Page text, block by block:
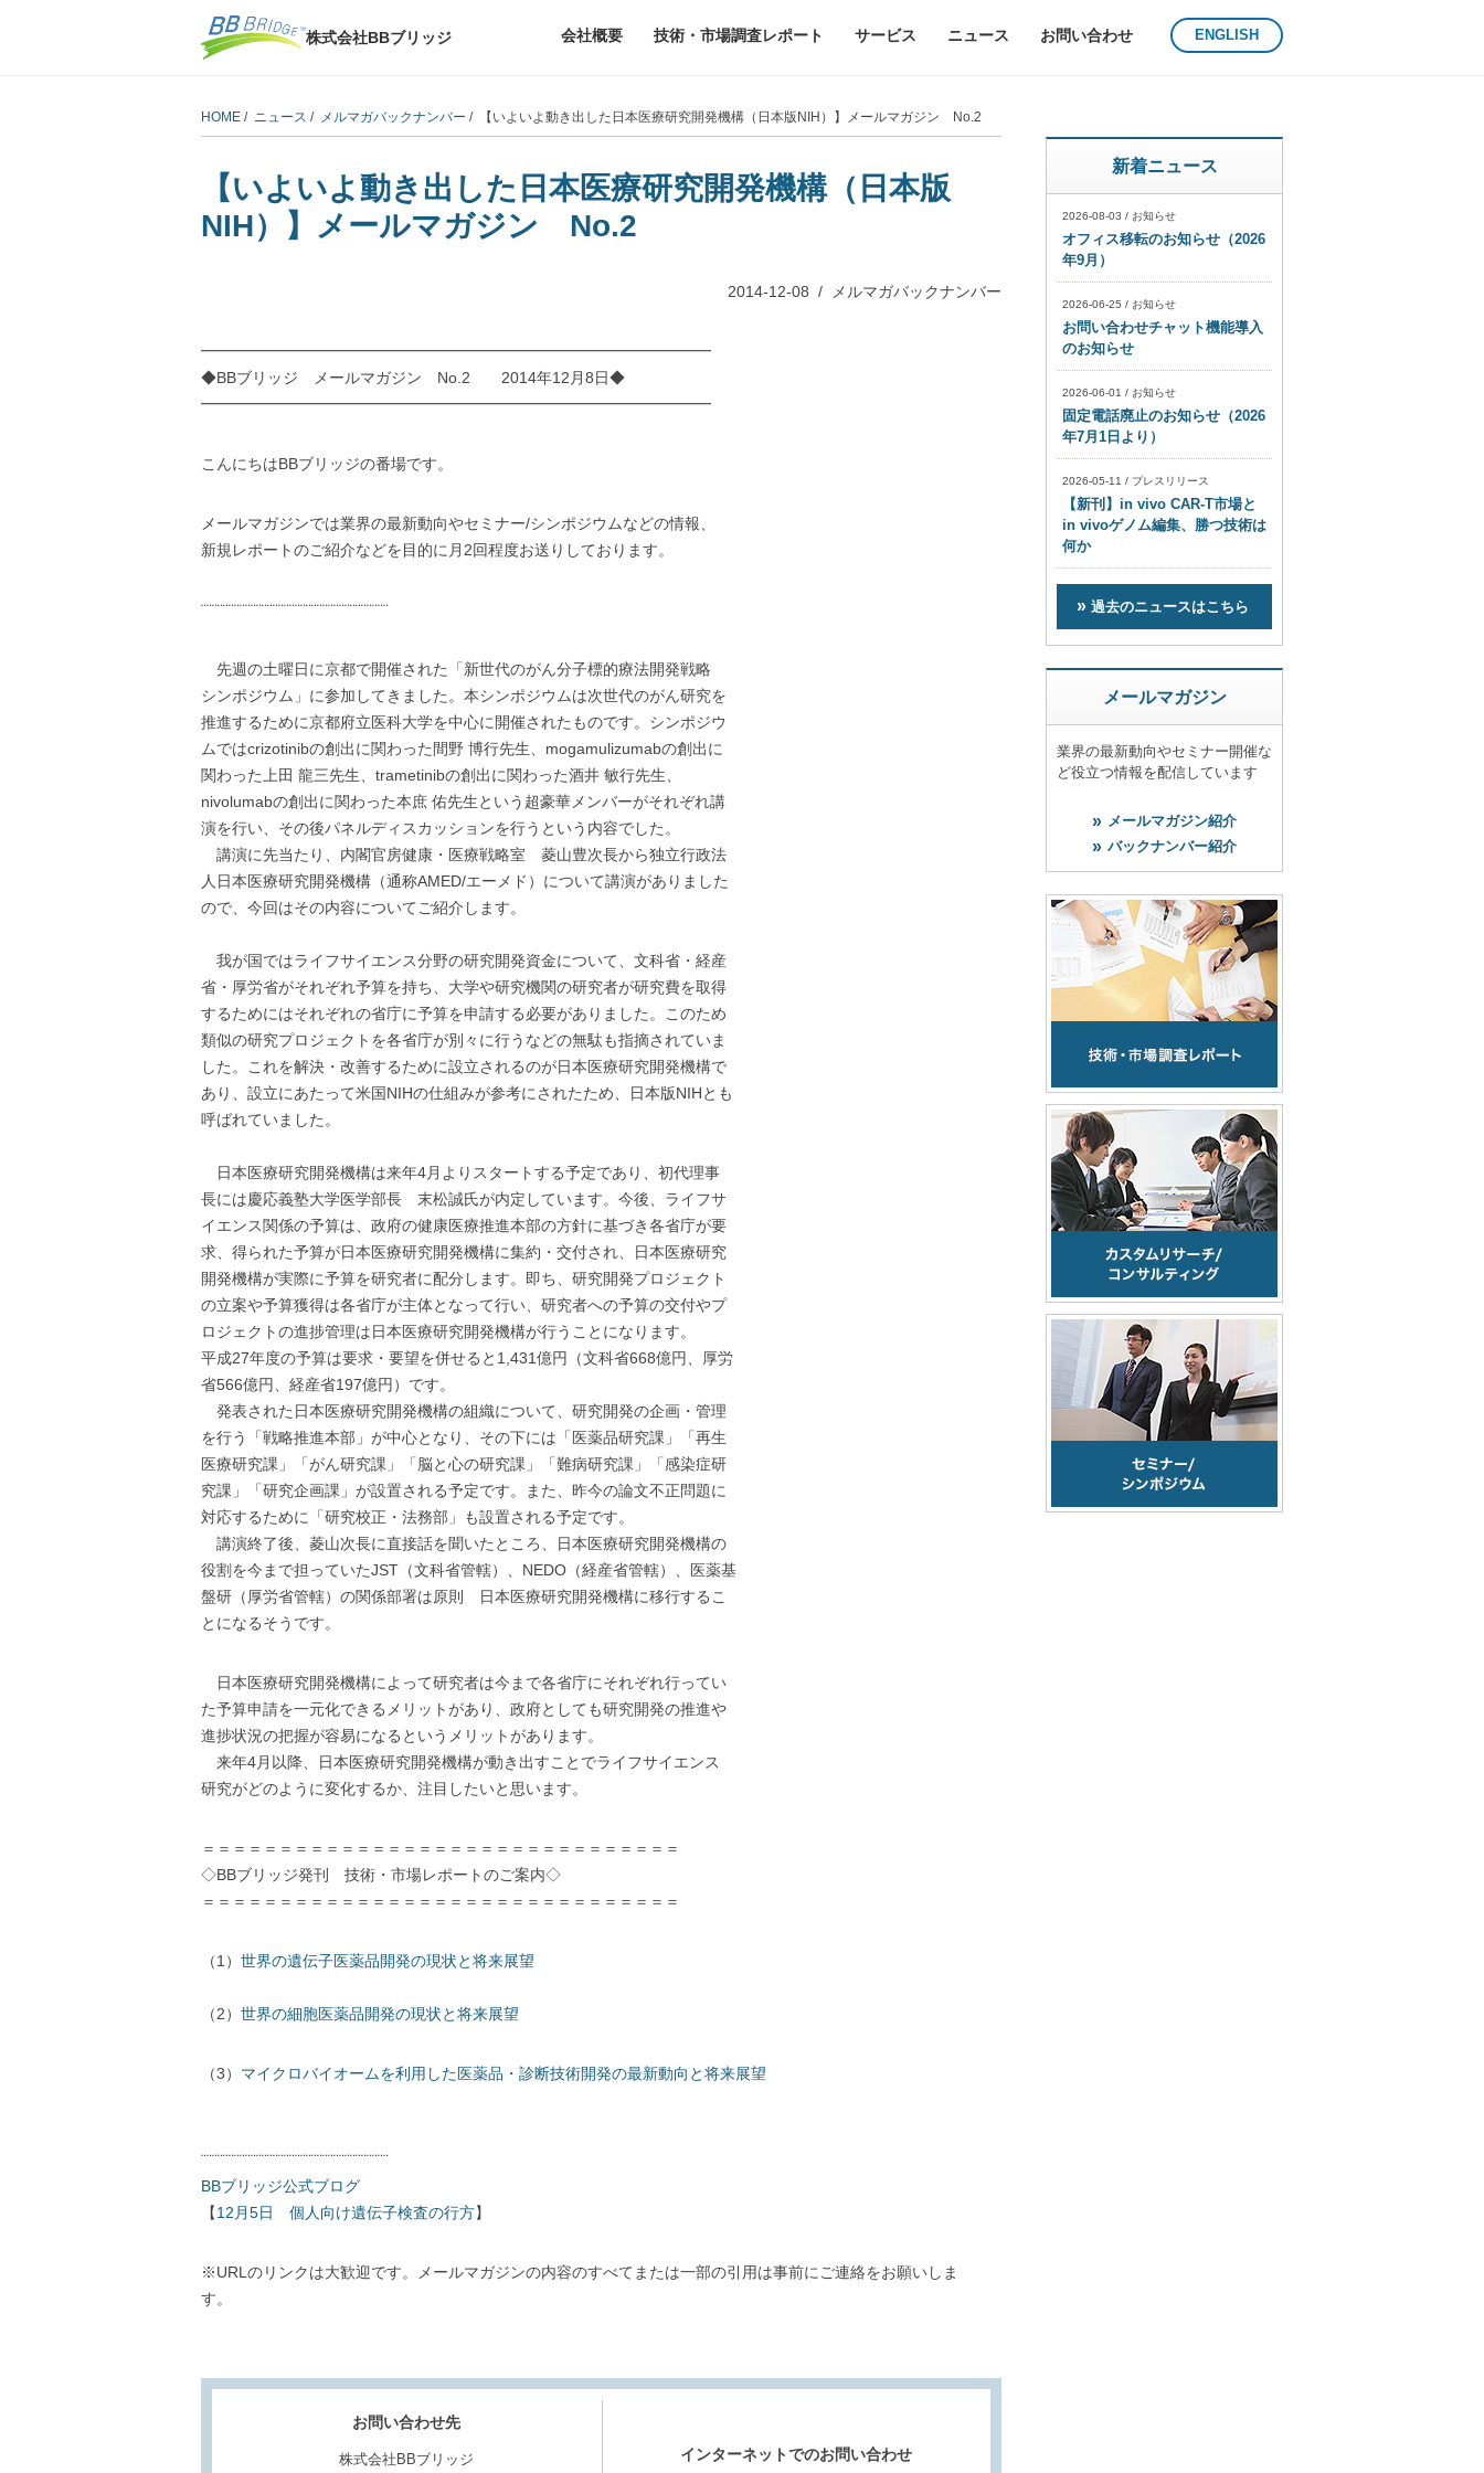
株式会社BBブリッジ 会社概要 技術・市場調査レポート サービス ニュース お問い合わせ ENGLISH
HOME / ニュース / メルマガバックナンバー / 【いよいよ動き出した日本医療研究開発機構（日本版NIH）】メールマガジン No.2
【いよいよ動き出した日本医療研究開発機構（日本版
NIH）】メールマガジン No.2
2014-12-08 / メルマガバックナンバー
━━━━━━━━━━━━━━━━━━━━━━━━━━━━━━━━━
◆BBブリッジ メールマガジン No.2 2014年12月8日◆
━━━━━━━━━━━━━━━━━━━━━━━━━━━━━━━━━
こんにちはBBブリッジの番場です。
メールマガジンでは業界の最新動向やセミナー/シンポジウムなどの情報、
新規レポートのご紹介などを目的に月2回程度お送りしております。
¨¨¨¨¨¨¨¨¨¨¨¨¨¨¨¨¨¨¨¨¨¨¨¨¨¨¨¨¨¨¨¨¨¨
先週の土曜日に京都で開催された「新世代のがん分子標的療法開発戦略
シンポジウム」に参加してきました。本シンポジウムは次世代のがん研究を
推進するために京都府立医科大学を中心に開催されたものです。シンポジウ
ムではcrizotinibの創出に関わった間野 博行先生、mogamulizumabの創出に
関わった上田 龍三先生、trametinibの創出に関わった酒井 敏行先生、
nivolumabの創出に関わった本庶 佑先生という超豪華メンバーがそれぞれ講
演を行い、その後パネルディスカッションを行うという内容でした。
講演に先当たり、内閣官房健康・医療戦略室 菱山豊次長から独立行政法
人日本医療研究開発機構（通称AMED/エーメド）について講演がありました
ので、今回はその内容についてご紹介します。
我が国ではライフサイエンス分野の研究開発資金について、文科省・経産
省・厚労省がそれぞれ予算を持ち、大学や研究機関の研究者が研究費を取得
するためにはそれぞれの省庁に予算を申請する必要がありました。このため
類似の研究プロジェクトを各省庁が別々に行うなどの無駄も指摘されていま
した。これを解決・改善するために設立されるのが日本医療研究開発機構で
あり、設立にあたって米国NIHの仕組みが参考にされたため、日本版NIHとも
呼ばれていました。
日本医療研究開発機構は来年4月よりスタートする予定であり、初代理事
長には慶応義塾大学医学部長 末松誠氏が内定しています。今後、ライフサ
イエンス関係の予算は、政府の健康医療推進本部の方針に基づき各省庁が要
求、得られた予算が日本医療研究開発機構に集約・交付され、日本医療研究
開発機構が実際に予算を研究者に配分します。即ち、研究開発プロジェクト
の立案や予算獲得は各省庁が主体となって行い、研究者への予算の交付やプ
ロジェクトの進捗管理は日本医療研究開発機構が行うことになります。
平成27年度の予算は要求・要望を併せると1,431億円（文科省668億円、厚労
省566億円、経産省197億円）です。
発表された日本医療研究開発機構の組織について、研究開発の企画・管理
を行う「戦略推進本部」が中心となり、その下には「医薬品研究課」「再生
医療研究課」「がん研究課」「脳と心の研究課」「難病研究課」「感染症研
究課」「研究企画課」が設置される予定です。また、昨今の論文不正問題に
対応するために「研究校正・法務部」も設置される予定です。
講演終了後、菱山次長に直接話を聞いたところ、日本医療研究開発機構の
役割を今まで担っていたJST（文科省管轄）、NEDO（経産省管轄）、医薬基
盤研（厚労省管轄）の関係部署は原則 日本医療研究開発機構に移行するこ
とになるそうです。
日本医療研究開発機構によって研究者は今まで各省庁にそれぞれ行ってい
た予算申請を一元化できるメリットがあり、政府としても研究開発の推進や
進捗状況の把握が容易になるというメリットがあります。
来年4月以降、日本医療研究開発機構が動き出すことでライフサイエンス
研究がどのように変化するか、注目したいと思います。
＝＝＝＝＝＝＝＝＝＝＝＝＝＝＝＝＝＝＝＝＝＝＝＝＝＝＝＝＝＝＝
◇BBブリッジ発刊 技術・市場レポートのご案内◇
＝＝＝＝＝＝＝＝＝＝＝＝＝＝＝＝＝＝＝＝＝＝＝＝＝＝＝＝＝＝＝
（1） 世界の遺伝子医薬品開発の現状と将来展望
（2） 世界の細胞医薬品開発の現状と将来展望
（3） マイクロバイオームを利用した医薬品・診断技術開発の最新動向と将来展望
¨¨¨¨¨¨¨¨¨¨¨¨¨¨¨¨¨¨¨¨¨¨¨¨¨¨¨¨¨¨¨¨¨¨
BBブリッジ公式ブログ
【12月5日 個人向け遺伝子検査の行方】
※URLのリンクは大歓迎です。メールマガジンの内容のすべてまたは一部の引用は事前にご連絡をお願いしま
す。
お問い合わせ先
株式会社BBブリッジ
インターネットでのお問い合わせ
新着ニュース
2026-08-03 / お知らせ
オフィス移転のお知らせ（2026
年9月）
2026-06-25 / お知らせ
お問い合わせチャット機能導入
のお知らせ
2026-06-01 / お知らせ
固定電話廃止のお知らせ（2026
年7月1日より）
2026-05-11 / プレスリリース
【新刊】in vivo CAR-T市場と
in vivoゲノム編集、勝つ技術は
何か
過去のニュースはこちら
メールマガジン
業界の最新動向やセミナー開催な
ど役立つ情報を配信しています
メールマガジン紹介
バックナンバー紹介